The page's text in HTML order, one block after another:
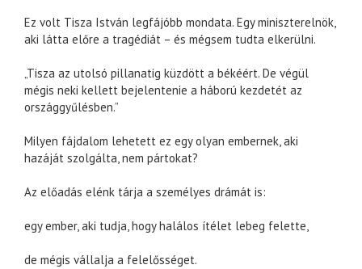
Ez volt Tisza István legfájóbb mondata. Egy miniszterelnök,
aki látta előre a tragédiát – és mégsem tudta elkerülni.
„Tisza az utolsó pillanatig küzdött a békéért. De végül
mégis neki kellett bejelentenie a háború kezdetét az
országgyűlésben.”
Milyen fájdalom lehetett ez egy olyan embernek, aki
hazáját szolgálta, nem pártokat?
Az előadás elénk tárja a személyes drámát is:
egy ember, aki tudja, hogy halálos ítélet lebeg felette,
de mégis vállalja a felelősséget.